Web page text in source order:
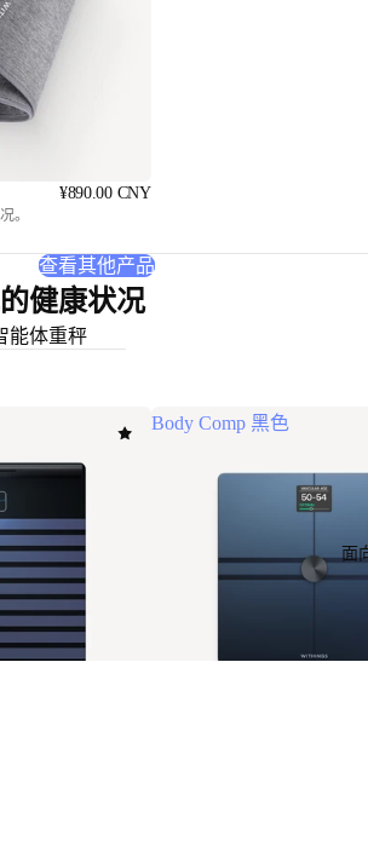
面
¥890.00 CNY
。
查看其他产品
健康状况
能体重秤
Body Comp 黑色